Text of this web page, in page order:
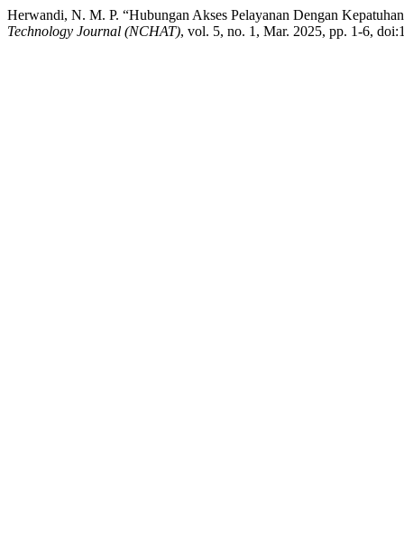
Herwandi, N. M. P. “Hubungan Akses Pelayanan Dengan
Technology Journal (NCHAT), vol. 5, no. 1, Mar. 2025, pp. 1-6,